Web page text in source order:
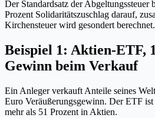
Der Standardsatz der Abgeltungssteuer
Prozent Solidaritätszuschlag darauf,
Kirchensteuer wird gesondert berechnet.
Beispiel 1: Aktien-ETF,
Gewinn beim Verkauf
Ein Anleger verkauft Anteile seines
Euro Veräußerungsgewinn. Der ETF
mehr als 51 Prozent in Aktien.